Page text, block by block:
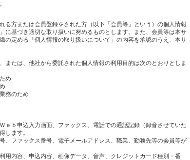
る方または会員登録をされた方（以下「会員等」という）の個人情報
に基づき適切な取り扱いに努めるものとします。また、会員等は本サ
の定める「個人情報の取り扱いについて」の内容を承認のうえ、本サ
または、他社から委託された個人情報の利用目的は次のとおりとしま
め
務のため
ｅｂ申込入力画面、ファックス、電話での通話記録（録音させていた
します。
、ファックス番号、電子メールアドレス、職業、勤務先等の会員等が
用内容、申込内容、画像データ、音声、クレジットカード種別・番